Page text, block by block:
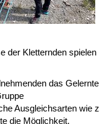
der Kletternden spielen
das
Ausgleichsarten wie
die Möglichkeit,